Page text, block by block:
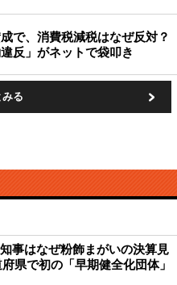
で、消費税減税はなぜ反対？
反」がネットで袋叩き
みる
事はなぜ粉飾まがいの決算見
県で初の「早期健全化団体」